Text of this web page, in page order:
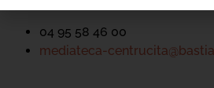
04 95 58 46 00
mediateca-